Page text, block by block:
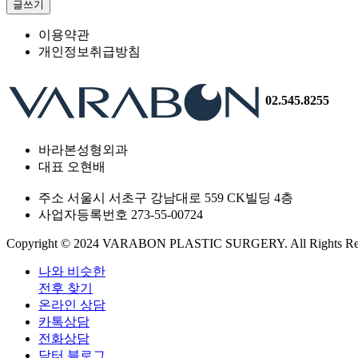
이용약관
개인정보취급방침
02.545.8255
바라본성형외과
대표 오현배
주소 서울시 서초구 강남대로 559 CK빌딩 4층
사업자등록번호 273-55-00724
Copyright © 2024 VARABON PLASTIC SURGERY. All Rights
나와 비슷한
전후 찾기
온라인 상담
카톡상담
전화상담
닥터 블로그